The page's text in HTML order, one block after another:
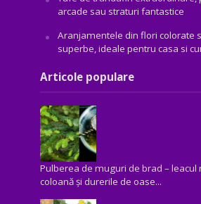
arcade sau straturi fantastice
Aranjamentele din flori colorate
superbe, ideale pentru casa si
Articole populare
Pulberea de muguri de brad –
coloană și durerile de oase...